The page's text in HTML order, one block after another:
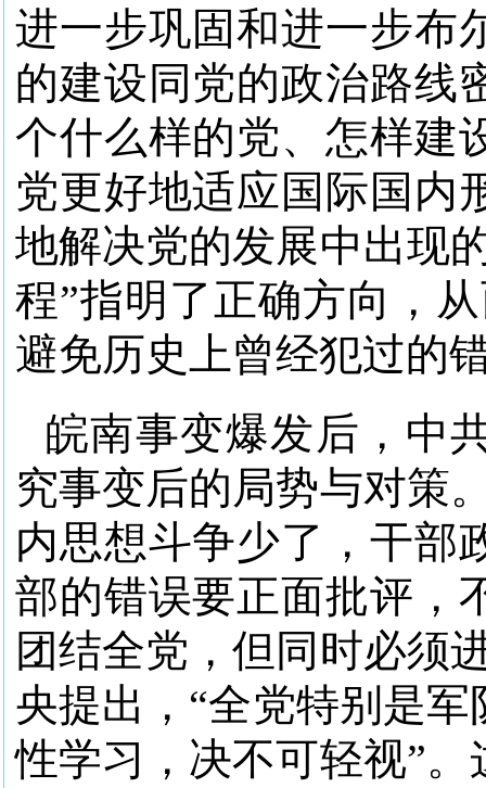
进一步巩固和进一步布
的建设同党的政治路线
个什么样的党、怎样建
党更好地适应国际国内
地解决党的发展中出现
程”指明了正确方向，
避免历史上曾经犯过的
皖南事变爆发后，中
究事变后的局势与对策
内思想斗争少了，干部
部的错误要正面批评，
团结全党，但同时必须
央提出，“全党特别是
性学习，决不可轻视”